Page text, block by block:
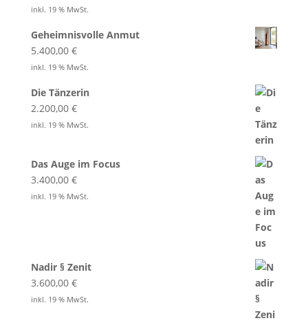
inkl. 19 % MwSt.
Geheimnisvolle Anmut
5.400,00 €
inkl. 19 % MwSt.
Die Tänzerin
2.200,00 €
inkl. 19 % MwSt.
Das Auge im Focus
3.400,00 €
inkl. 19 % MwSt.
Nadir § Zenit
3.600,00 €
inkl. 19 % MwSt.